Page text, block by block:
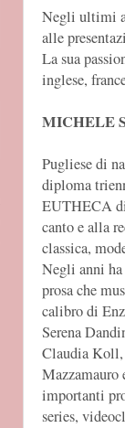
Negli ultimi
alle
La sua
inglese,
MICHELE
Pugliese di
diploma
EUTHECA
canto e alla
classica,
Negli anni
prosa che
calibro di
Serena
Claudia
importanti
series,